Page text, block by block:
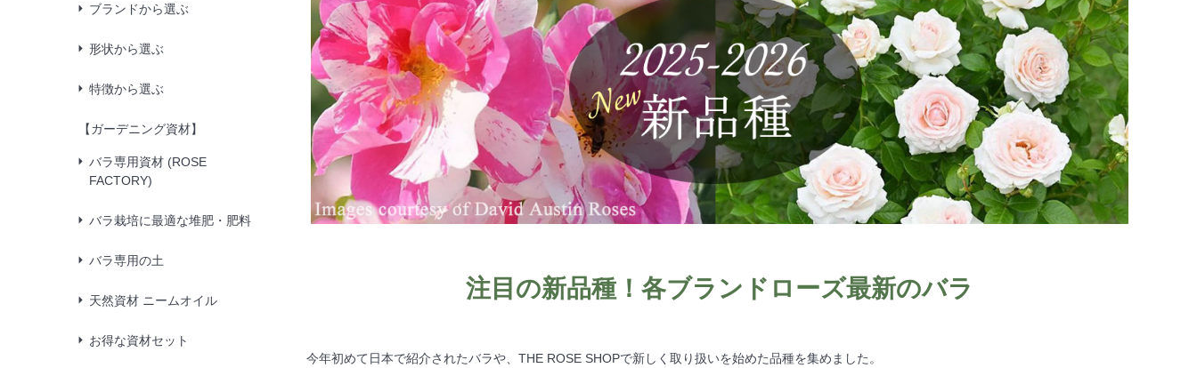
ブランドから選ぶ
形状から選ぶ
特徴から選ぶ
【ガーデニング資材】
バラ専用資材 (ROSE
FACTORY)
バラ栽培に最適な堆肥・肥料
バラ専用の土
天然資材 ニームオイル
お得な資材セット
注目の新品種！各ブランドローズ最新のバラ
今年初めて日本で紹介されたバラや、THE ROSE SHOPで新しく取り扱いを始めた品種を集めました。